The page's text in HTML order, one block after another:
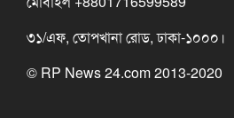
৩১/এফ, তোপখানা রোড, ঢাকা-১০০০।
© RP News 24.com 2013-2020